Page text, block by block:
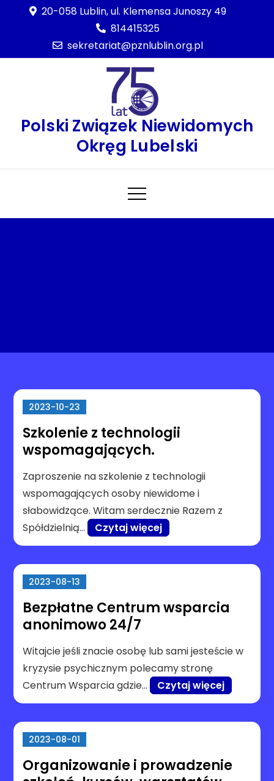
20-058 Lublin, ul. Klemensa Junoszy 49
814415325
sekretariat@pznlublin.org.pl
Polski Związek Niewidomych
Okręg Lubelski
2023-10-23
Szkolenie z technologii
wspomagających.
Zaproszenie na szkolenie z technologii
wspomagających osoby niewidome i
słabowidzące. Witam serdecznie Razem z
Spółdzielnią…
Czytaj więcej
2023-08-13
Bezpłatne Centrum wsparcia
anonimowo 24/7
Witajcie jeśli znacie osobę lub sami jesteście w
kryzysie psychicznym polecamy stronę
Centrum Wsparcia gdzie…
Czytaj więcej
2023-08-01
Organizowanie i prowadzenie